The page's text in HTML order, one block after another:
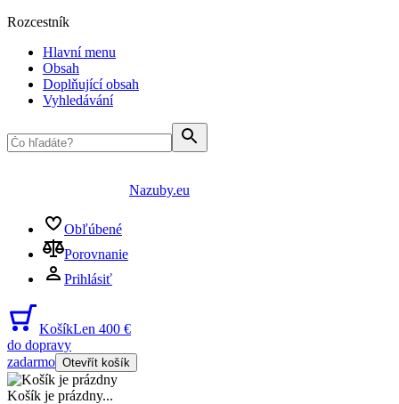
Rozcestník
Hlavní menu
Obsah
Doplňující obsah
Vyhledávání
Nazuby.eu
Obľúbené
Porovnanie
Prihlásiť
KošíkLen 400 €
do dopravy
zadarmo Otevřít košík
Košík je prázdny...